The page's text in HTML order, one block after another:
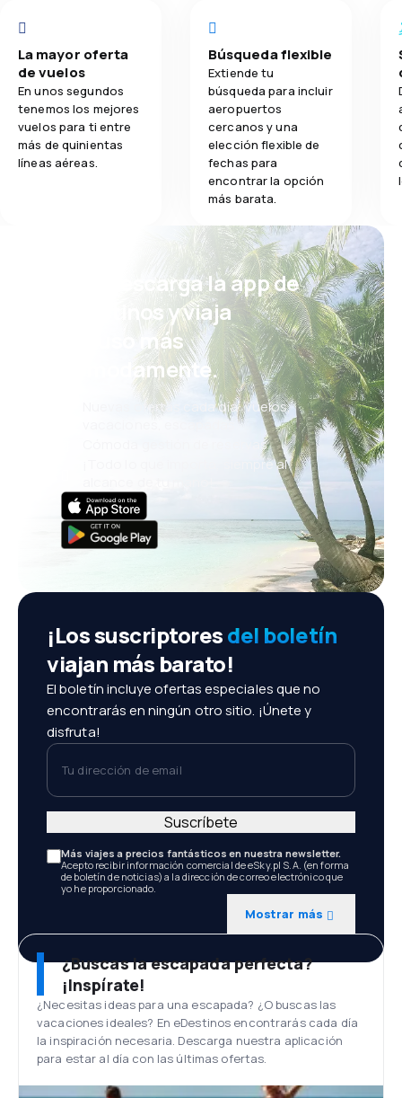
Comodidad
Transporte
La mayor oferta
de vuelos
En unos segundos
tenemos los mejores
vuelos para ti entre
más de quinientas
líneas aéreas.
Búsqueda flexible
Extiende tu
búsqueda para incluir
aeropuertos
cercanos y una
elección flexible de
fechas para
encontrar la opción
más barata.
¡Eh! Descarga la app de
eDestinos y viaja
incluso más
cómodamente.
Nuevas ofertas cada día: vuelos,
vacaciones, escapadas
Cómoda gestión de reservas
¡Todo lo que importa, siempre al
¡Los suscriptoresdel boletín
viajan más barato!
El boletín incluye ofertas especiales que no
encontrarás en ningún otro sitio. ¡Únete y
disfruta!
Tu dirección de email
Más viajes a precios fantásticos en nuestra newsletter.
Acepto recibir información comercial de eSky.pl S.A. (en forma
de boletín de noticias) a la dirección de correo electrónico que
yo he proporcionado.
Mostrar más
Suscríbete
¿Buscas la escapada perfecta?
¡Inspírate!
¿Necesitas ideas para una escapada? ¿O buscas las
vacaciones ideales? En eDestinos encontrarás cada día
la inspiración necesaria. Descarga nuestra aplicación
para estar al día con las últimas ofertas.